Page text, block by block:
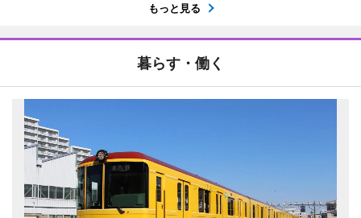
もっと見る
暮らす・働く